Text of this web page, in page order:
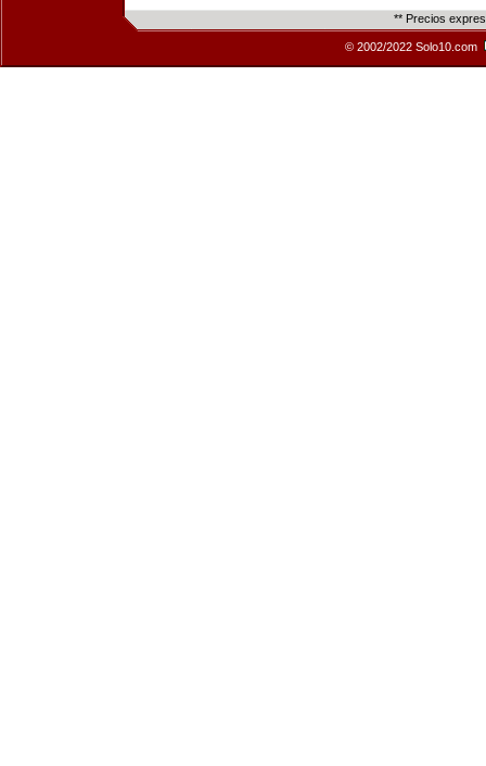
** Precios
© 2002/2022 Solo10.com